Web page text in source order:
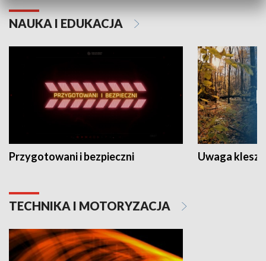
NAUKA I EDUKACJA
Przygotowani i bezpieczni Uwaga
TECHNIKA I MOTORYZACJA